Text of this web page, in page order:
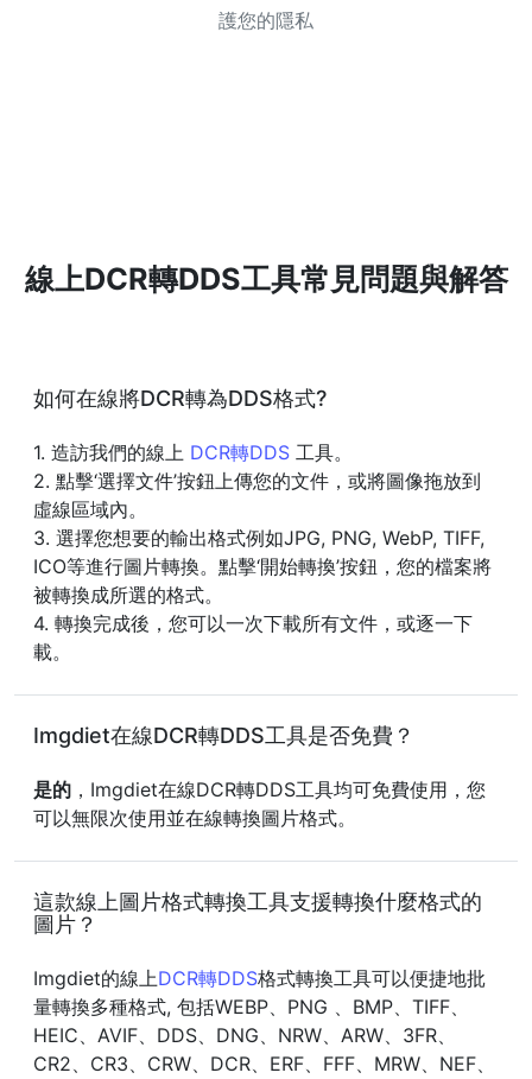
護您的隱私
線上DCR轉DDS工具常見問題與解答
如何在線將DCR轉為DDS格式?
1. 造訪我們的線上 DCR轉DDS 工具。
2. 點擊‘選擇文件’按鈕上傳您的文件，或將圖像拖放到
虛線區域內。
3. 選擇您想要的輸出格式例如JPG, PNG, WebP, TIFF,
ICO等進行圖片轉換。點擊‘開始轉換’按鈕，您的檔案將
被轉換成所選的格式。
4. 轉換完成後，您可以一次下載所有文件，或逐一下
載。
Imgdiet在線DCR轉DDS工具是否免費？
是的 ，Imgdiet在線DCR轉DDS工具均可免費使用，您
可以無限次使用並在線轉換圖片格式。
這款線上圖片格式轉換工具支援轉換什麼格式的
圖片？
Imgdiet的線上DCR轉DDS格式轉換工具可以便捷地批
量轉換多種格式, 包括WEBP、PNG 、BMP、TIFF、
HEIC、AVIF、DDS、DNG、NRW、ARW、3FR、
CR2、CR3、CRW、DCR、ERF、FFF、MRW、NEF、